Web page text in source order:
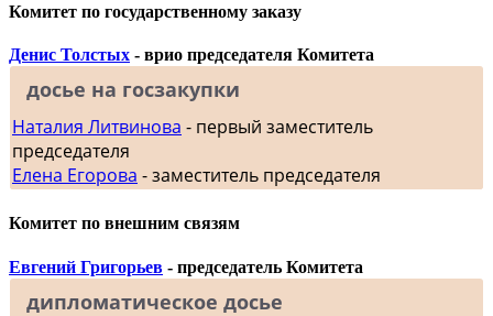
Комитет по государственному заказу
Денис Толстых - врио председателя Комитета
досье на госзакупки
Наталия Литвинова - первый заместитель
председателя
Елена Егорова - заместитель председателя
Комитет по внешним связям
Евгений Григорьев - председатель Комитета
дипломатическое досье